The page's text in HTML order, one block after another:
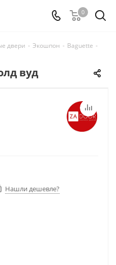
0
двери - Экошпон - Baguette -
вуд
Нашли дешевле?